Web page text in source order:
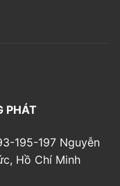
PHÁT
195-197 Nguyễn
Hồ Chí Minh